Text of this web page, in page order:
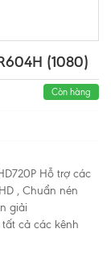
(1080)
Còn hàng
Hỗ trợ các
, Chuẩn nén
giải
cả các kênh